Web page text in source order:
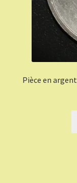
Pièce en